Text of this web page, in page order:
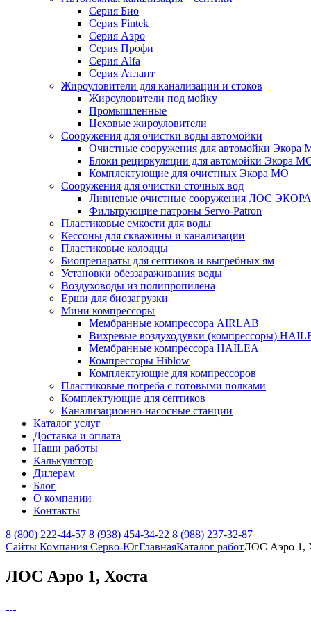
Серия Био
Серия Fintek
Серия Аэро
Серия Профи
Серия Alfa
Серия Атлант
Жироуловители для канализации и стоков
Жироуловители под мойку
Промышленные
Цеховые жироуловители
Сооружения для очистки воды автомойки
Очистные сооружения для автомойки Экора
Блоки рециркуляции для автомойки Экора
Комплектующие для очистных Экора МО
Сооружения для очистки сточных вод
Ливневые очистные сооружения ЛОС ЭКОРА
Фильтрующие патроны Servo-Patron
Пластиковые емкости для воды
Кессоны для скважины и канализации
Пластиковые колодцы
Биопрепараты для септиков и выгребных ям
Установки обеззараживания воды
Воздуховоды из полипропилена
Ерши для биозагрузки
Мини компрессоры
Мембранные компрессора AIRLAB
Вихревые воздуходувки (компрессоры)
Мембранные компрессора HAILEA
Компрессоры Hiblow
Комплектующие для компрессоров
Пластиковые погреба с готовыми полками
Комплектующие для септиков
Канализационно-насосные станции
Каталог услуг
Доставка и оплата
Наши работы
Калькулятор
Дилерам
Блог
О компании
Контакты
8 (800) 222-44-57 8 (938) 454-34-22 8 (988) 237-32-87
Сайты Компания Серво-ЮгГлавнаяКаталог работЛОС Аэро 1,
ЛОС Аэро 1, Хоста